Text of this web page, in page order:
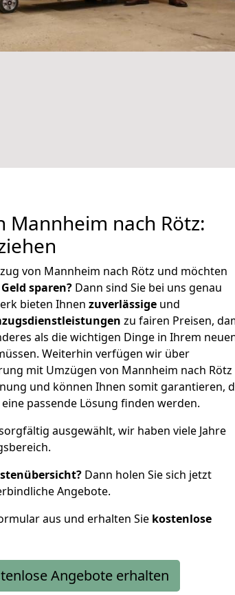
Mannheim nach Rötz:
von Mannheim nach Rötz und möchten
sparen? Dann sind Sie bei uns genau
bieten Ihnen zuverlässige und
zu fairen Preisen,
als die wichtigen Dinge in Ihrem
Weiterhin verfügen wir über
mit Umzügen von Mannheim nach
und können Ihnen somit garantieren,
passende Lösung finden werden.
ausgewählt, wir haben viele Jahre
Dann holen Sie sich jetzt
Angebote.
aus und erhalten Sie kostenlose
Angebote erhalten